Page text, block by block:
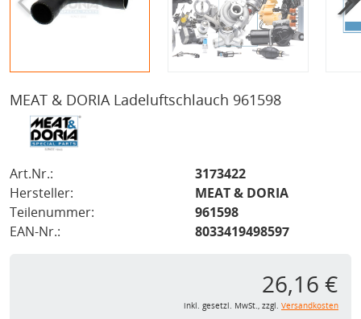
MEAT & DORIA Ladeluftschlauch 961598
Art.Nr.:
3173422
Hersteller:
MEAT & DORIA
Teilenummer:
961598
EAN-Nr.:
8033419498597
26,16 €
inkl. gesetzl. MwSt., zzgl. Versandkosten